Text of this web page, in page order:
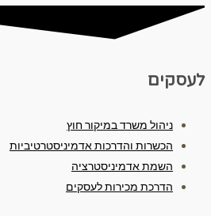
לעסקים
ניהול משרד במיקור חוץ
הכשרות והדרכות אדמיניסטרטיביות
השמת אדמיניסטרציה
הדרכת מכירות לעסקים